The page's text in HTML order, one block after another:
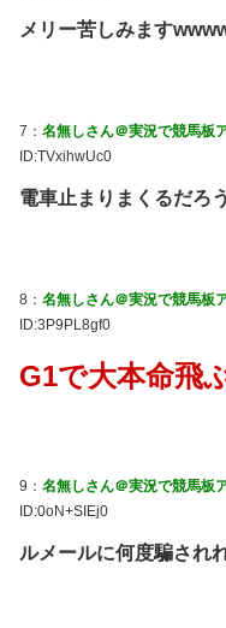
メリー苦しみます
7： 名無しさん＠実況で競馬板
ID:TVxihwUc0
電車止まりまくるだろ
8： 名無しさん＠実況で競馬板
ID:3P9PL8gf0
G1で大本命飛
9： 名無しさん＠実況で競馬板
ID:0oN+SIEj0
ルメールに何度騙され